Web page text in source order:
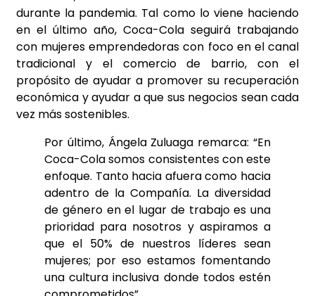
durante la pandemia. Tal como lo viene haciendo
en el último año, Coca-Cola seguirá trabajando
con mujeres emprendedoras con foco en el canal
tradicional y el comercio de barrio, con el
propósito de ayudar a promover su recuperación
económica y ayudar a que sus negocios sean cada
vez más sostenibles.
Por último, Ángela Zuluaga remarca: “En
Coca-Cola somos consistentes con este
enfoque. Tanto hacia afuera como hacia
adentro de la Compañía. La diversidad
de género en el lugar de trabajo es una
prioridad para nosotros y aspiramos a
que el 50% de nuestros líderes sean
mujeres; por eso estamos fomentando
una cultura inclusiva donde todos estén